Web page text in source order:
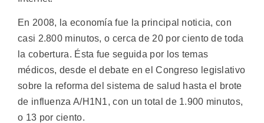
En 2008, la economía fue la principal noticia, con
casi 2.800 minutos, o cerca de 20 por ciento de toda
la cobertura. Ésta fue seguida por los temas
médicos, desde el debate en el Congreso legislativo
sobre la reforma del sistema de salud hasta el brote
de influenza A/H1N1, con un total de 1.900 minutos,
o 13 por ciento.